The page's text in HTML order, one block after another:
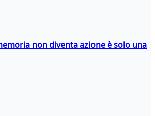
non diventa azione è solo una